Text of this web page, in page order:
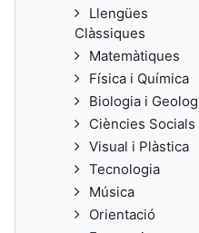
Llengües
Clàssiques
Matemàtiques
Física i Química
Biologia i
Ciències Socials
Visual i Plàstica
Tecnologia
Música
Orientació